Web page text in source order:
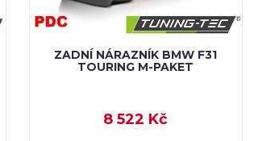
ZADNÍ NÁRAZNÍK BMW F31
TOURING M-PAKET
8 522 Kč